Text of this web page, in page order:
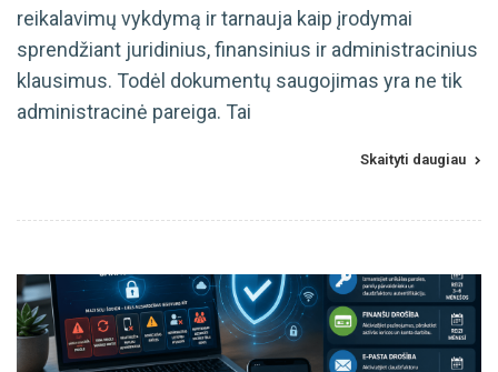
reikalavimų vykdymą ir tarnauja kaip įrodymai
sprendžiant juridinius, finansinius ir administracinius
klausimus. Todėl dokumentų saugojimas yra ne tik
administracinė pareiga. Tai
Skaityti daugiau